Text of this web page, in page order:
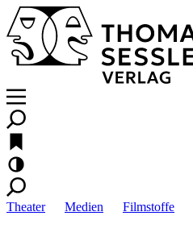
Theater Medien Filmstoffe